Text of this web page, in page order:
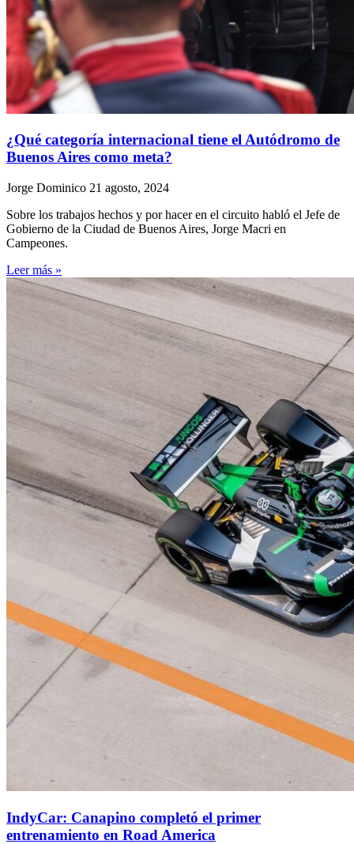
¿Qué categoría internacional tiene el Autódromo de
Buenos Aires como meta?
Jorge Dominico 21 agosto, 2024
Sobre los trabajos hechos y por hacer en el circuito habló el Jefe de
Gobierno de la Ciudad de Buenos Aires, Jorge Macri en
Campeones.
Leer más »
IndyCar: Canapino completó el primer
entrenamiento en Road America